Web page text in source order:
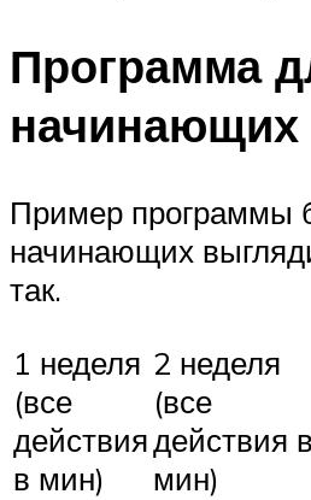
Программа
начинающих
Пример программы
начинающих
так.
1 неделя
(все
действия
в мин)
2 неделя
(все
действия в
мин)